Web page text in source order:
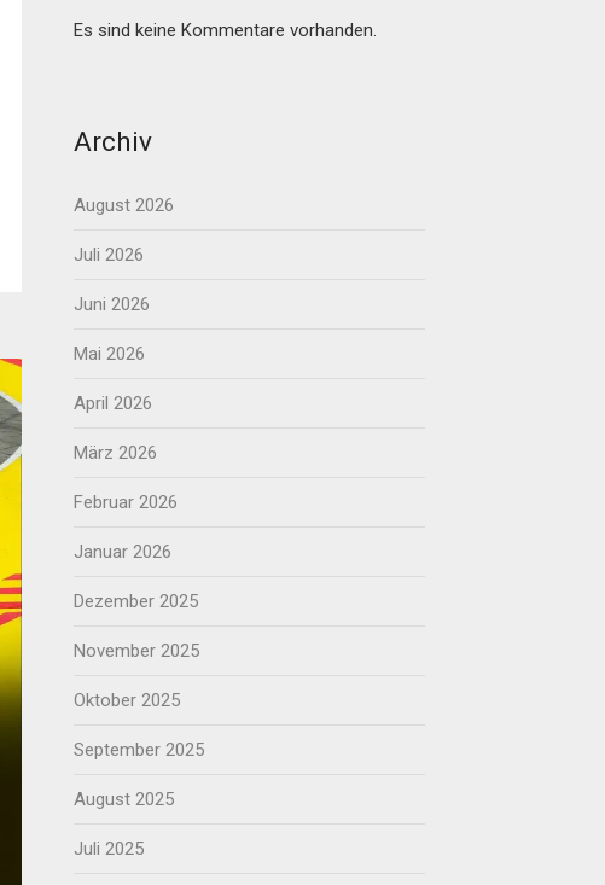
Es sind keine Kommentare vorhanden.
Archiv
August 2026
Juli 2026
Juni 2026
Mai 2026
April 2026
März 2026
Februar 2026
Januar 2026
Dezember 2025
November 2025
Oktober 2025
September 2025
August 2025
Juli 2025